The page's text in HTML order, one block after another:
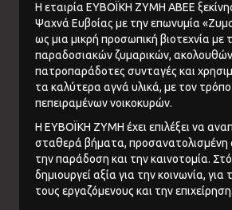
Η εταιρία ΕΥΒΟΪΚΗ ΖΥΜΗ ΑΒΕΕ
Ψαχνά Ευβοίας με την επωνυμία
ως μια μικρή προσωπική βιοτεχνία με
παραδοσιακών ζυμαρικών,
πατροπαράδοτες συνταγές και
τα καλύτερα αγνά υλικά, με τον
πεπειραμένων νοικοκυρών.
Η ΕΥΒΟΪΚΗ ΖΥΜΗ έχει επιλέξει να
σταθερά βήματα, προσανατολισμένη
την παράδοση και την καινοτομία.
δημιουργεί αξία για την κοινωνία, για
τους εργαζόμενους και την επιχείρηση.